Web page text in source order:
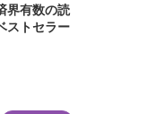
界有数の読
ストセラー